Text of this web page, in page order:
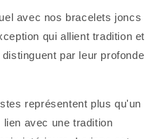
avec nos bracelets joncs
qui allient tradition et
par leur profonde
représentent plus qu'un
avec une tradition